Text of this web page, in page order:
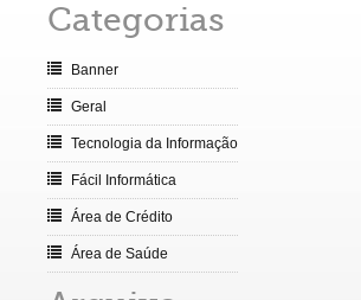
Categorias
Banner
Geral
Tecnologia da Informação
Fácil Informática
Área de Crédito
Área de Saúde